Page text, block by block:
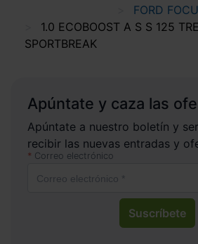
FORD
1.0 ECOBOOST A S S 125
SPORTBREAK
Apúntate y caza las
Apúntate a nuestro boletín y
recibir las nuevas entradas y
Correo electrónico
Suscríbete